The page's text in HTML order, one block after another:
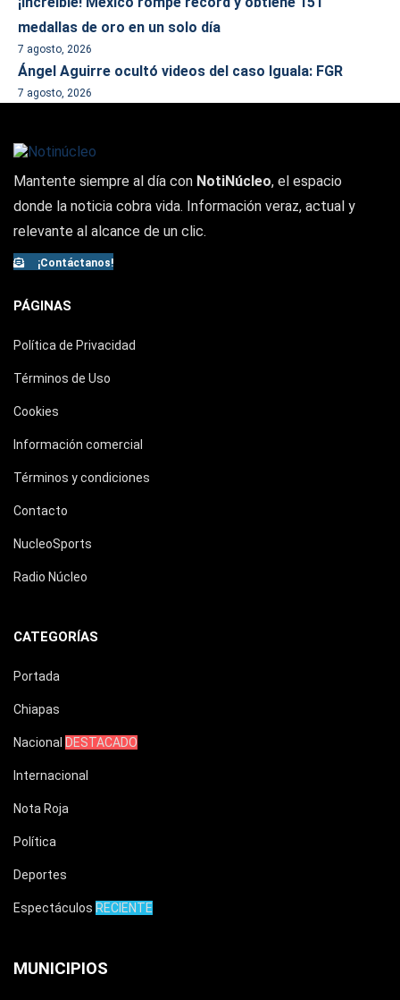
medallas de oro en un solo día
7 agosto, 2026
Ángel Aguirre ocultó videos del caso Iguala: FGR
7 agosto, 2026
Mantente siempre al día con NotiNúcleo, el espacio
donde la noticia cobra vida. Información veraz, actual y
relevante al alcance de un clic.
¡Contáctanos!
PÁGINAS
Política de Privacidad
Términos de Uso
Cookies
Información comercial
Términos y condiciones
Contacto
NucleoSports
Radio Núcleo
CATEGORÍAS
Portada
Chiapas
Nacional DESTACADO
Internacional
Nota Roja
Política
Deportes
Espectáculos RECIENTE
MUNICIPIOS